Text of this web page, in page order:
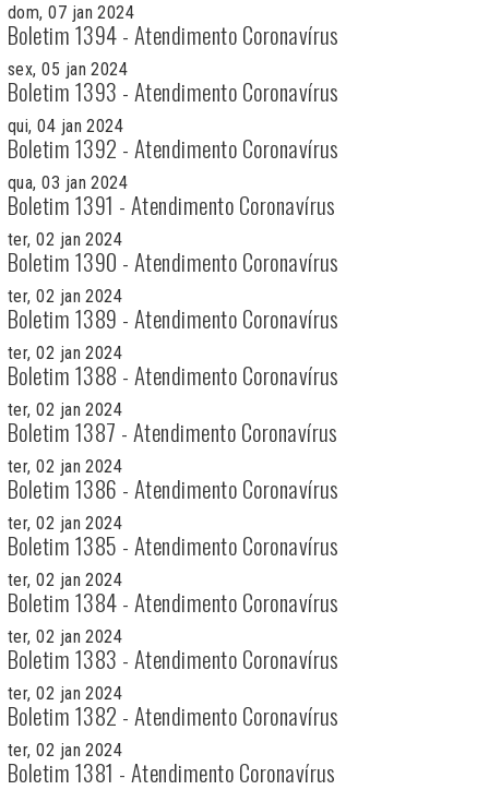
dom, 07 jan 2024
Boletim 1394 - Atendimento Coronavírus
sex, 05 jan 2024
Boletim 1393 - Atendimento Coronavírus
qui, 04 jan 2024
Boletim 1392 - Atendimento Coronavírus
qua, 03 jan 2024
Boletim 1391 - Atendimento Coronavírus
ter, 02 jan 2024
Boletim 1390 - Atendimento Coronavírus
ter, 02 jan 2024
Boletim 1389 - Atendimento Coronavírus
ter, 02 jan 2024
Boletim 1388 - Atendimento Coronavírus
ter, 02 jan 2024
Boletim 1387 - Atendimento Coronavírus
ter, 02 jan 2024
Boletim 1386 - Atendimento Coronavírus
ter, 02 jan 2024
Boletim 1385 - Atendimento Coronavírus
ter, 02 jan 2024
Boletim 1384 - Atendimento Coronavírus
ter, 02 jan 2024
Boletim 1383 - Atendimento Coronavírus
ter, 02 jan 2024
Boletim 1382 - Atendimento Coronavírus
ter, 02 jan 2024
Boletim 1381 - Atendimento Coronavírus